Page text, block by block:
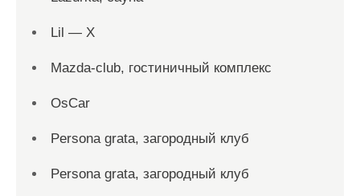
Lil — X
Mazda-club, гостиничный комплекс
OsCar
Persona grata, загородный клуб
Persona grata, загородный клуб